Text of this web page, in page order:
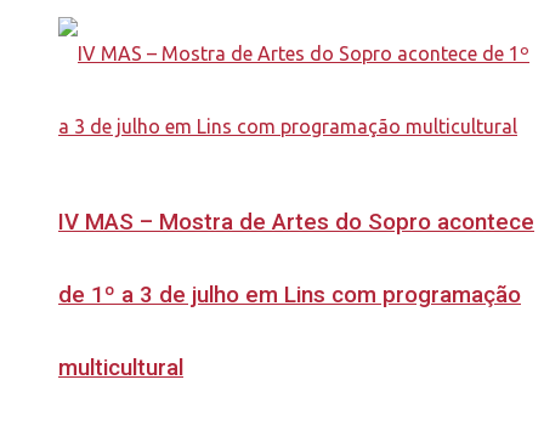
IV MAS – Mostra de Artes do Sopro acontece
de 1º a 3 de julho em Lins com programação
multicultural